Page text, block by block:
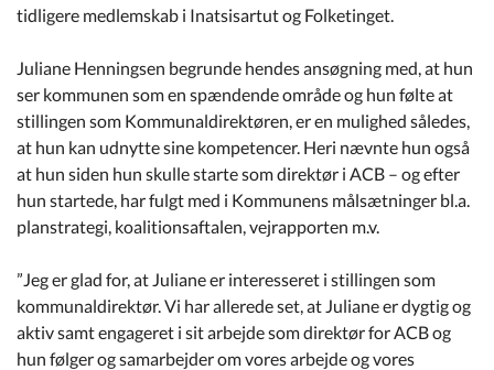
Om Kommunen
tidligere medlemskab i Inatsisartut og Folketinget.
Juliane Henningsen begrunde hendes ansøgning med, at hun
ser kommunen som en spændende område og hun følte at
stillingen som Kommunaldirektøren, er en mulighed således,
at hun kan udnytte sine kompetencer. Heri nævnte hun også
at hun siden hun skulle starte som direktør i ACB – og efter
hun startede, har fulgt med i Kommunens målsætninger bl.a.
planstrategi, koalitionsaftalen, vejrapporten m.v.
”Jeg er glad for, at Juliane er interesseret i stillingen som
kommunaldirektør. Vi har allerede set, at Juliane er dygtig og
aktiv samt engageret i sit arbejde som direktør for ACB og
hun følger og samarbejder om vores arbejde og vores